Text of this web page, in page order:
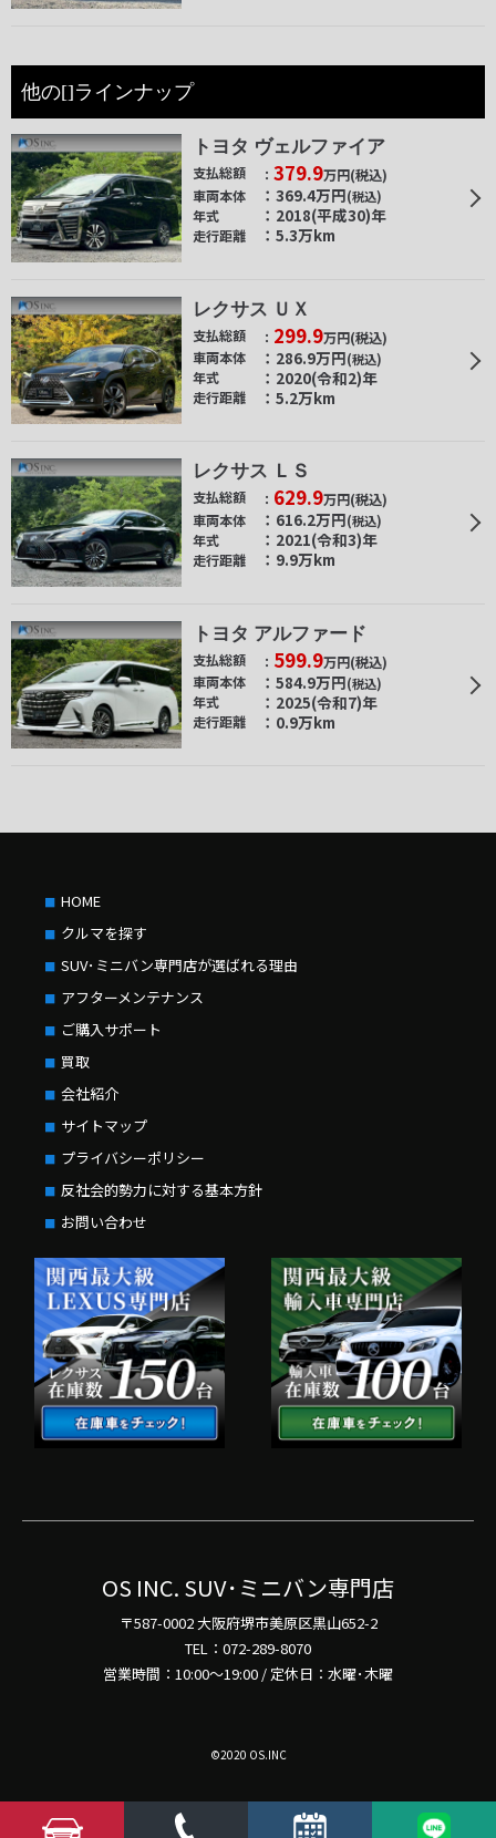
他の[]ラインナップ
トヨタ ヴェルファイア
支払総額 379.9万円(税込)
車両本体
369.4万円(税込)
年式 2018(平成30)年
走行距離 5.3万km
レクサス ＵＸ
支払総額 299.9万円(税込)
車両本体
286.9万円(税込)
年式 2020(令和2)年
走行距離 5.2万km
レクサス ＬＳ
支払総額 629.9万円(税込)
車両本体
616.2万円(税込)
年式 2021(令和3)年
走行距離 9.9万km
トヨタ アルファード
支払総額 599.9万円(税込)
車両本体
584.9万円(税込)
年式 2025(令和7)年
走行距離 0.9万km
HOME
クルマを探す
SUV･ミニバン専門店が選ばれる理由
アフターメンテナンス
ご購入サポート
買取
会社紹介
サイトマップ
プライバシーポリシー
反社会的勢力に対する基本方針
お問い合わせ
OS INC. SUV･ミニバン専門店
〒587-0002 大阪府堺市美原区黒山652-2
TEL：072-289-8070
営業時間：10:00～19:00 / 定休日：水曜･木曜
©2020 OS.INC